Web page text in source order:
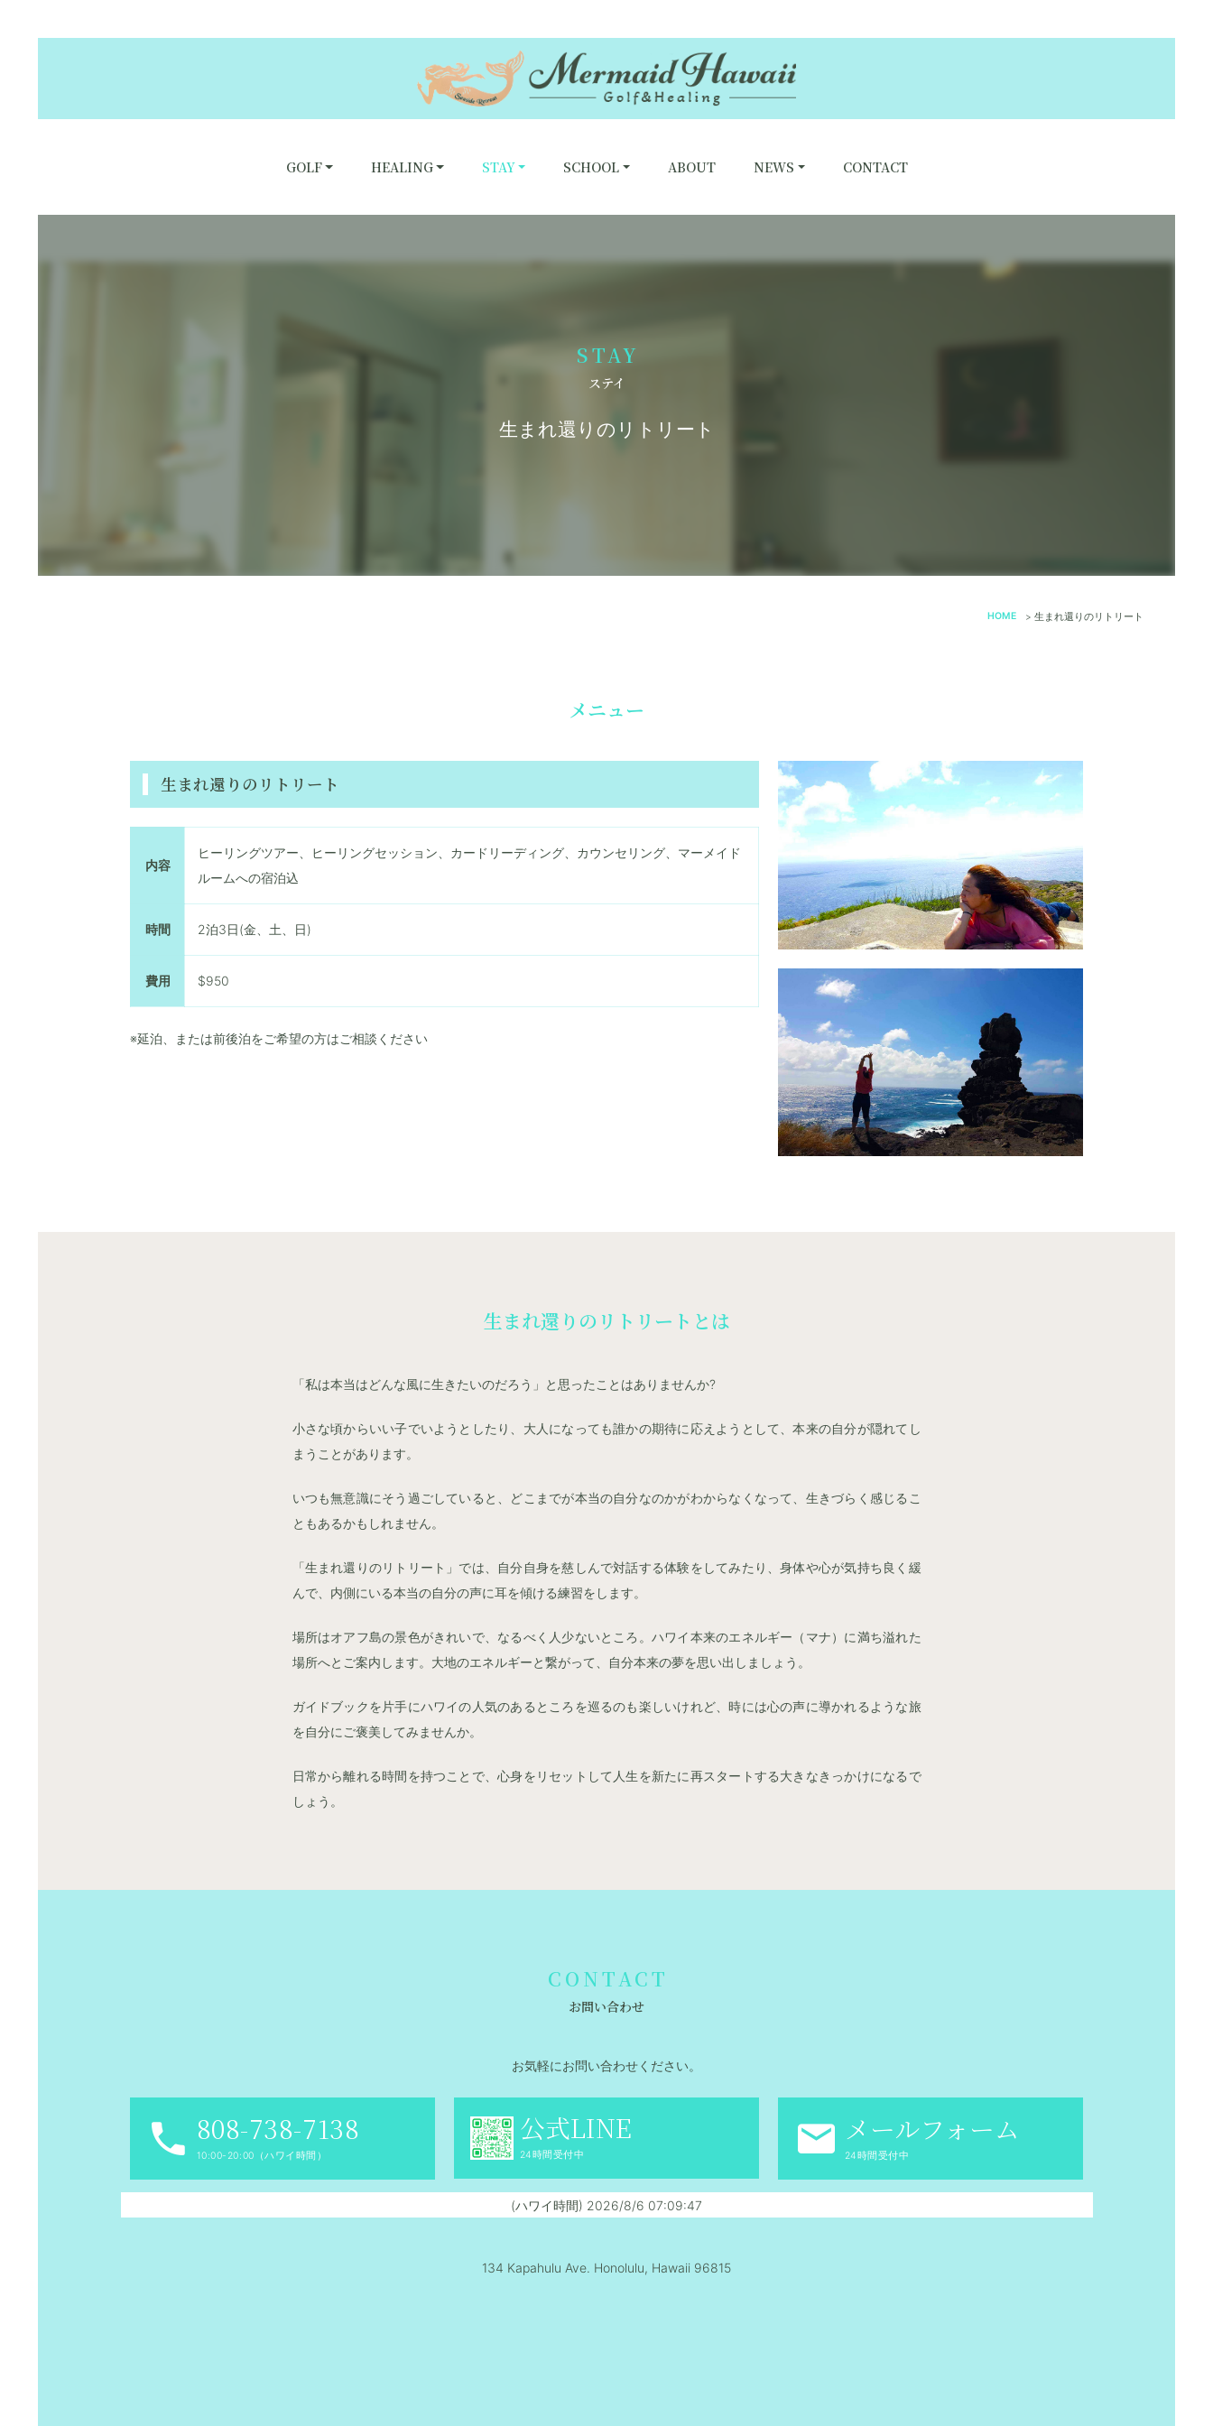
GOLF HEALING STAY SCHOOL ABOUT NEWS CONTACT
STAY
ステイ
生まれ還りのリトリート
HOME > 生まれ還りのリトリート
メニュー
生まれ還りのリトリート
内容
ヒーリングツアー、ヒーリングセッション、カードリーディング、カウンセリング、マーメイド
ルームへの宿泊込
時間 2泊3日(金、土、日)
費用 $950
※延泊、または前後泊をご希望の方はご相談ください
生まれ還りのリトリートとは
「私は本当はどんな風に生きたいのだろう」と思ったことはありませんか?
小さな頃からいい子でいようとしたり、大人になっても誰かの期待に応えようとして、本来の自分が隠れてし
まうことがあります。
いつも無意識にそう過ごしていると、どこまでが本当の自分なのかがわからなくなって、生きづらく感じるこ
ともあるかもしれません。
「生まれ還りのリトリート」では、自分自身を慈しんで対話する体験をしてみたり、身体や心が気持ち良く緩
んで、内側にいる本当の自分の声に耳を傾ける練習をします。
場所はオアフ島の景色がきれいで、なるべく人少ないところ。ハワイ本来のエネルギー（マナ）に満ち溢れた
場所へとご案内します。大地のエネルギーと繋がって、自分本来の夢を思い出しましょう。
ガイドブックを片手にハワイの人気のあるところを巡るのも楽しいけれど、時には心の声に導かれるような旅
を自分にご褒美してみませんか。
日常から離れる時間を持つことで、心身をリセットして人生を新たに再スタートする大きなきっかけになるで
しょう。
CONTACT
お問い合わせ
お気軽にお問い合わせください。
808-738-7138
10:00-20:00（ハワイ時間）
公式LINE
24時間受付中
メールフォーム
24時間受付中
(ハワイ時間) 2026/8/6 07:09:47
134 Kapahulu Ave. Honolulu, Hawaii 96815